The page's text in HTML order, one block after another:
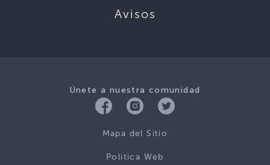
Avisos
Únete a nuestra comunidad
Mapa del Sitio
Politica Web